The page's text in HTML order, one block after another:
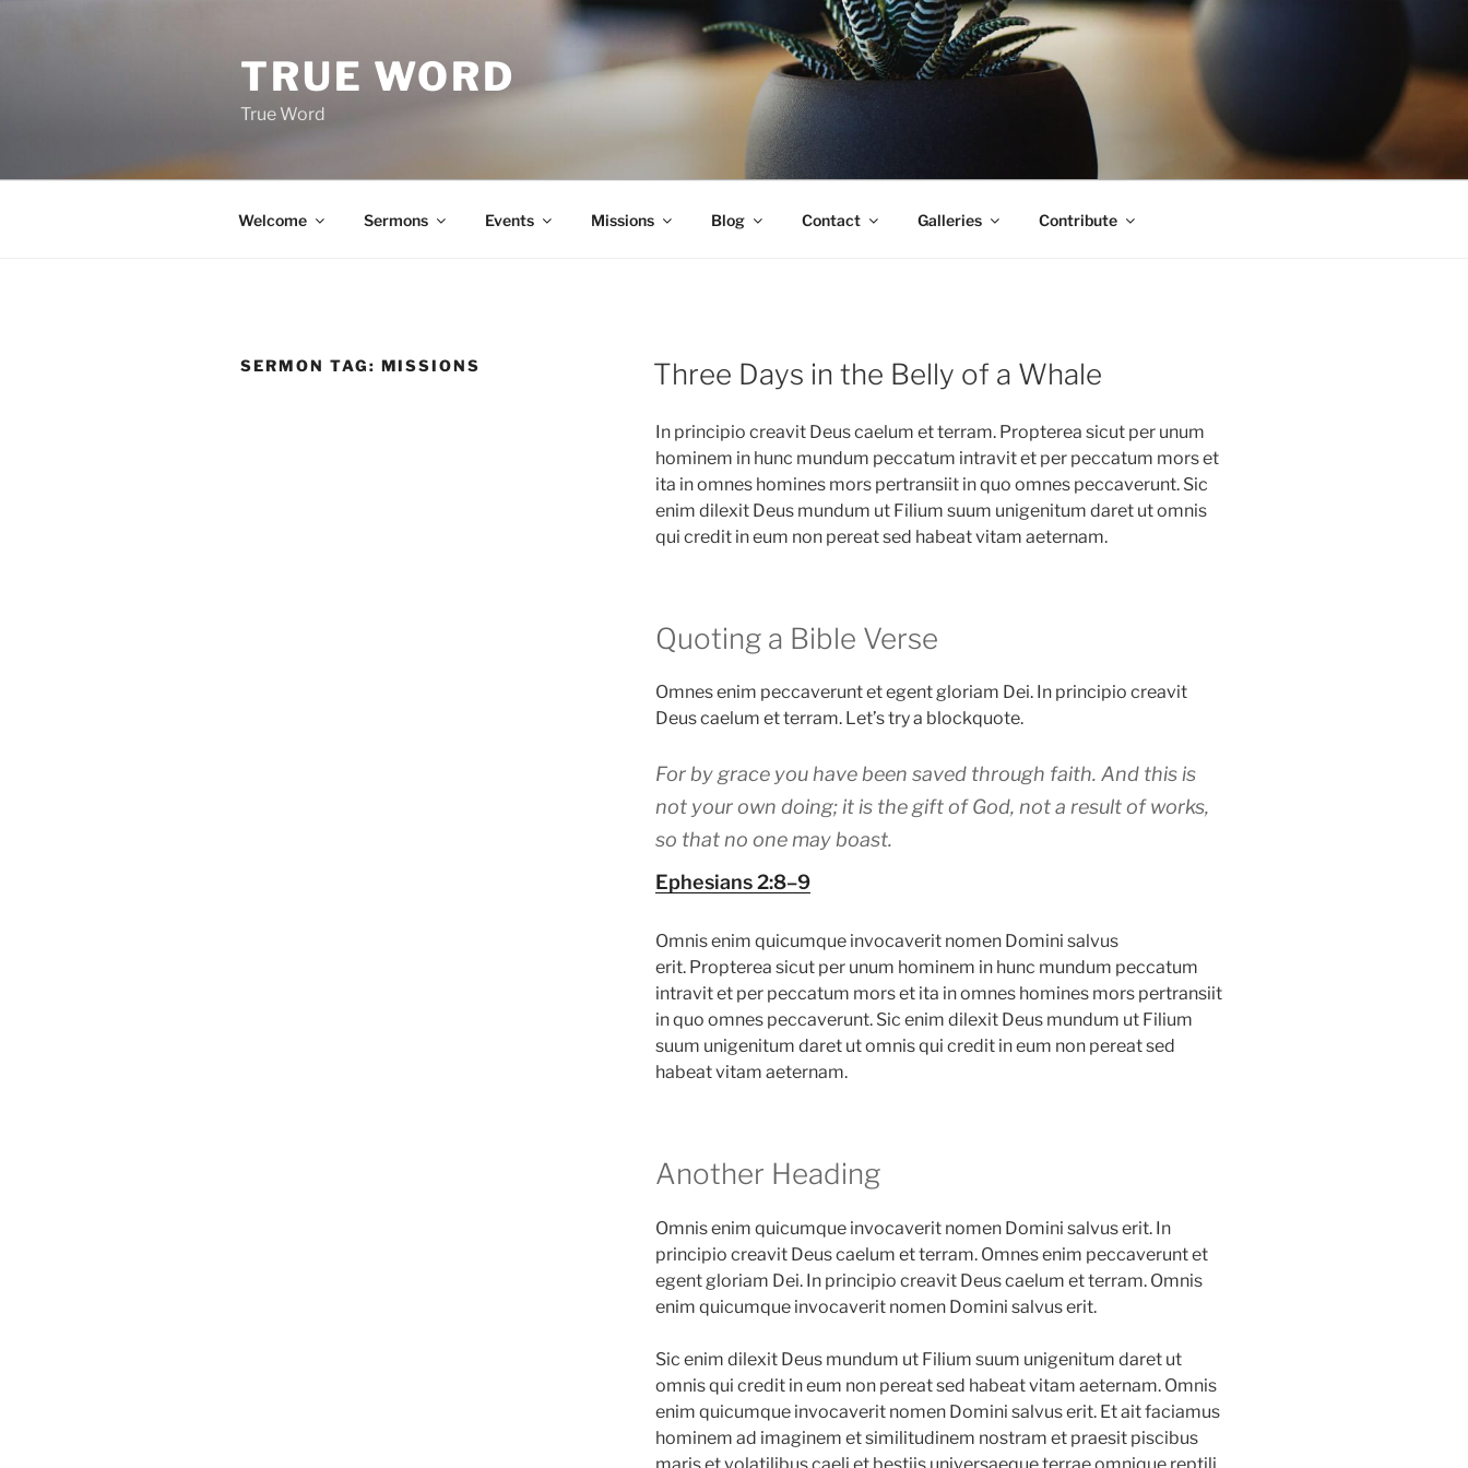
TRUE WORD
True Word
Welcome Sermons Events Missions Blog Contact Galleries Contribute
SERMON TAG: MISSIONS Three Days in the Belly of a Whale
In principio creavit Deus caelum et terram. Propterea sicut per unum
hominem in hunc mundum peccatum intravit et per peccatum mors et
ita in omnes homines mors pertransiit in quo omnes peccaverunt. Sic
enim dilexit Deus mundum ut Filium suum unigenitum daret ut omnis
qui credit in eum non pereat sed habeat vitam aeternam.
Quoting a Bible Verse
Omnes enim peccaverunt et egent gloriam Dei. In principio creavit
Deus caelum et terram. Let’s try a blockquote.
For by grace you have been saved through faith. And this is
not your own doing; it is the gift of God, not a result of works,
so that no one may boast.
Ephesians 2:8–9
Omnis enim quicumque invocaverit nomen Domini salvus
erit. Propterea sicut per unum hominem in hunc mundum peccatum
intravit et per peccatum mors et ita in omnes homines mors pertransiit
in quo omnes peccaverunt. Sic enim dilexit Deus mundum ut Filium
suum unigenitum daret ut omnis qui credit in eum non pereat sed
habeat vitam aeternam.
Another Heading
Omnis enim quicumque invocaverit nomen Domini salvus erit. In
principio creavit Deus caelum et terram. Omnes enim peccaverunt et
egent gloriam Dei. In principio creavit Deus caelum et terram. Omnis
enim quicumque invocaverit nomen Domini salvus erit.
Sic enim dilexit Deus mundum ut Filium suum unigenitum daret ut
omnis qui credit in eum non pereat sed habeat vitam aeternam. Omnis
enim quicumque invocaverit nomen Domini salvus erit. Et ait faciamus
hominem ad imaginem et similitudinem nostram et praesit piscibus
maris et volatilibus caeli et bestiis universaeque terrae omnique reptili